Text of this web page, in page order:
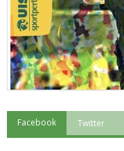
"Superare gli ostacoli":
Facebook Twitter